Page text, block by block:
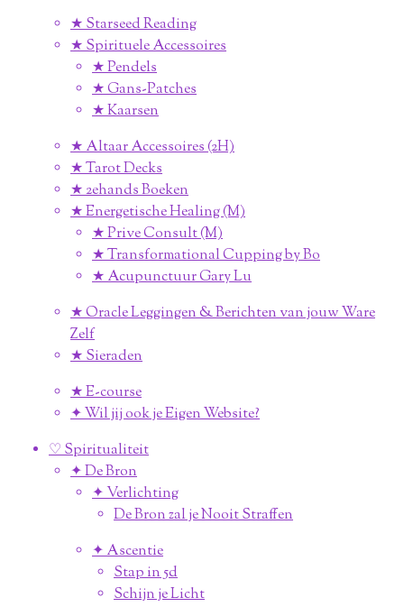
★ Starseed Reading
★ Spirituele Accessoires
★ Pendels
★ Gans-Patches
★ Kaarsen
★ Altaar Accessoires (2H)
★ Tarot Decks
★ 2ehands Boeken
★ Energetische Healing (M)
★ Prive Consult (M)
★ Transformational Cupping by Bo
★ Acupunctuur Gary Lu
★ Oracle Leggingen & Berichten van jouw Ware
Zelf
★ Sieraden
★ E-course
✦ Wil jij ook je Eigen Website?
♡ Spiritualiteit
✦ De Bron
✦ Verlichting
De Bron zal je Nooit Straffen
✦ Ascentie
Stap in 5d
Schijn je Licht